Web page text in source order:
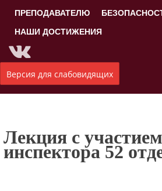
ПРЕПОДАВАТЕЛЮ
НАШИ ДОСТИЖЕНИЯ
Версия для слабовидящих
Лекция с участием
инспектора 52